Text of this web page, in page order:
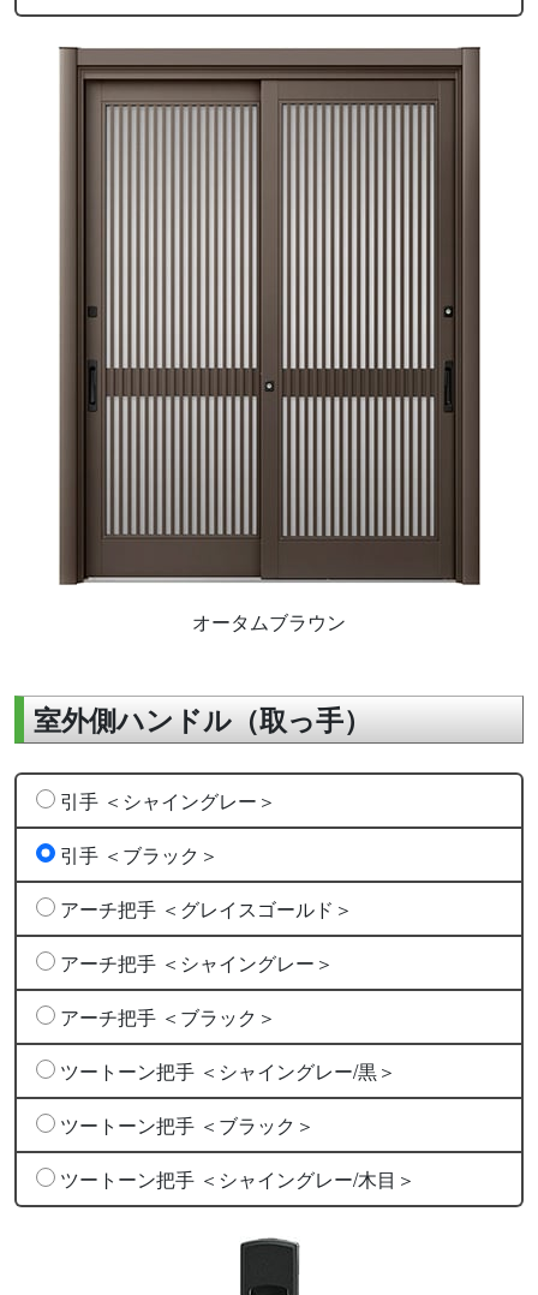
オータムブラウン
室外側ハンドル（取っ手）
引手 ＜シャイングレー＞
引手 ＜ブラック＞
アーチ把手 ＜グレイスゴールド＞
アーチ把手 ＜シャイングレー＞
アーチ把手 ＜ブラック＞
ツートーン把手 ＜シャイングレー/黒＞
ツートーン把手 ＜ブラック＞
ツートーン把手 ＜シャイングレー/木目＞